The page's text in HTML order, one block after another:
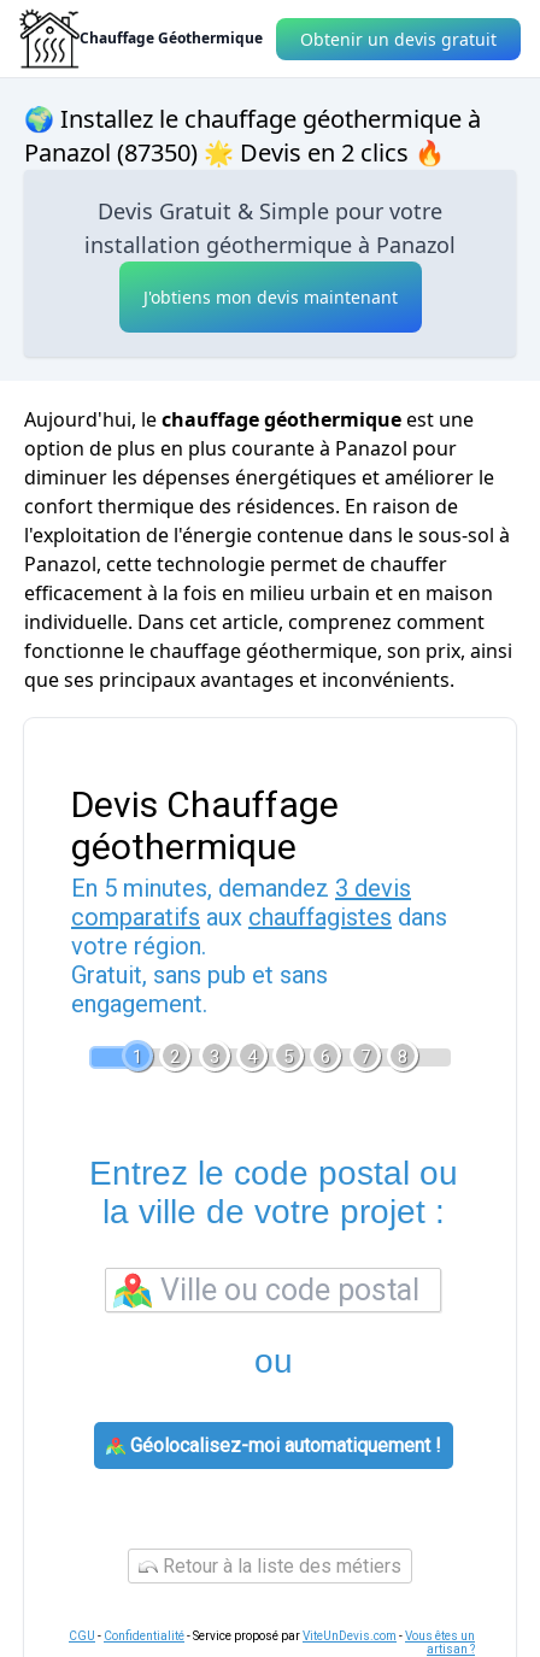
Chauffage Géothermique Obtenir un devis gratuit
🌍 Installez le chauffage géothermique à
Panazol (87350) 🌟 Devis en 2 clics 🔥
Devis Gratuit & Simple pour votre
installation géothermique à Panazol
J'obtiens mon devis maintenant
Aujourd'hui, lechauffage géothermiqueest une
option de plus en plus courante à Panazol pour
diminuer les dépenses énergétiques et améliorer le
confort thermique des résidences. En raison de
l'exploitation de l'énergie contenue dans le sous-sol à
Panazol, cette technologie permet de chauffer
efficacement à la fois en milieu urbain et en maison
individuelle. Dans cet article, comprenez comment
fonctionne le chauffage géothermique, son prix, ainsi
que ses principaux avantages et inconvénients.
Devis Chauffage
géothermique
En 5 minutes, demandez 3 devis
comparatifs aux chauffagistes dans
votre région.
Gratuit, sans pub et sans
engagement.
1 2 3 4 5 6 7 8
Entrez le code postal ou
la ville de votre projet :
ou
Géolocalisez-moi automatiquement !
Retour à la liste des métiers
CGU - Confidentialité- Service proposé parViteUnDevis.com -Vous êtes un
artisan ?